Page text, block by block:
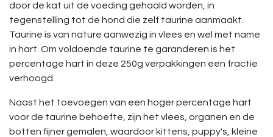
door de kat uit de voeding gehaald worden, in
tegenstelling tot de hond die zelf taurine aanmaakt.
Taurine is van nature aanwezig in vlees en wel met name
in hart. Om voldoende taurine te garanderen is het
percentage hart in deze 250g verpakkingen een fractie
verhoogd.
Naast het toevoegen van een hoger percentage hart
voor de taurine behoefte, zijn het vlees, organen en de
botten fijner gemalen, waardoor kittens, puppy's, kleine